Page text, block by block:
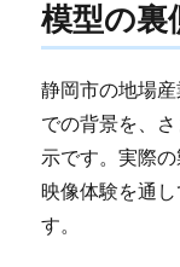
模型の裏
静岡市の地場
での背景を、
示です。実際
映像体験を通
す。